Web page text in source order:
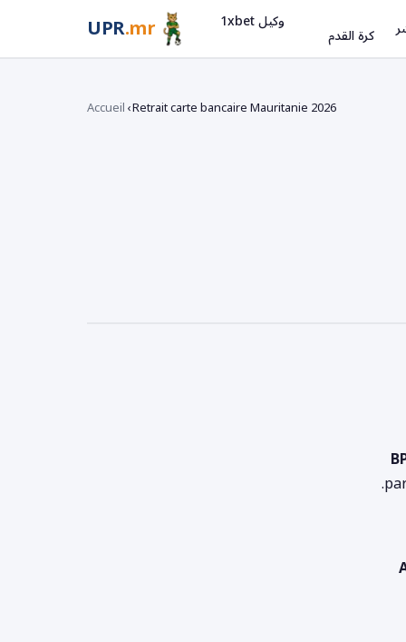
UPR.mr وكيل 1xbet
كرة القدم
Accueil›Retrait carte bancaire Mauritanie 2026